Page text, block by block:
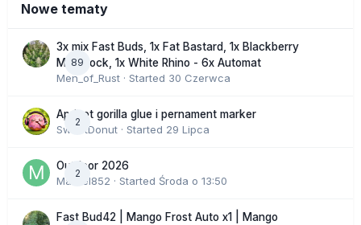
Nowe tematy
89
3x mix Fast Buds, 1x Fat Bastard, 1x Blackberry
Moonrock, 1x White Rhino - 6x Automat
Men_of_Rust · Started 30 Czerwca
2
Apricot gorilla glue i pernament marker
SweetDonut · Started 29 Lipca
2
Outdoor 2026
Marcel852 · Started Środa o 13:50
Fast Bud42 | Mango Frost Auto x1 | Mango